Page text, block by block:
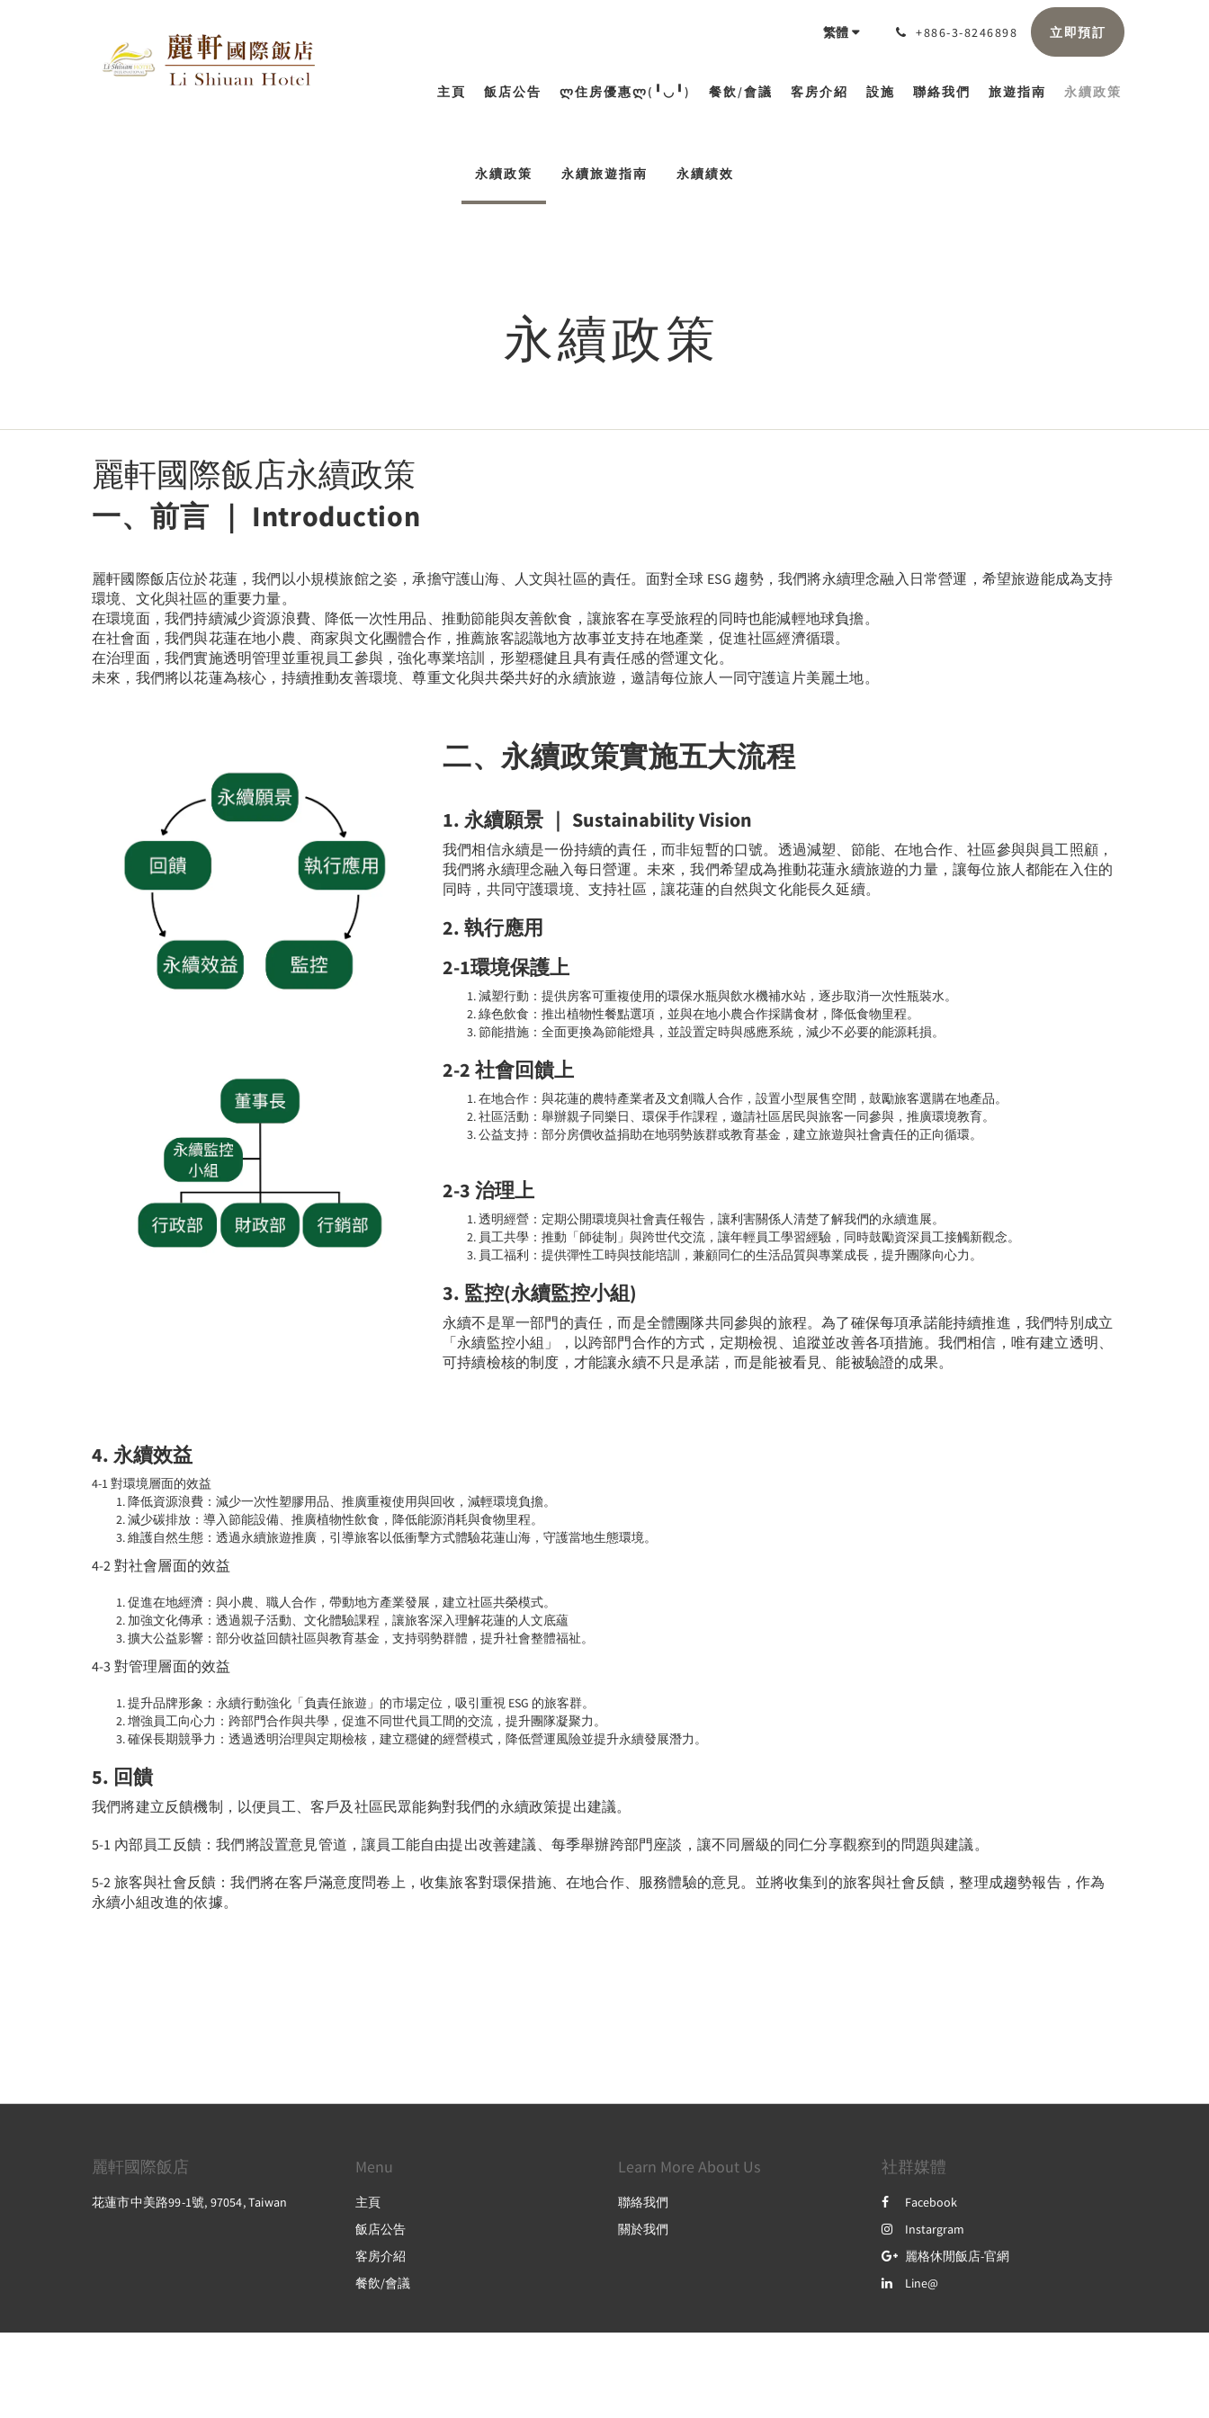
繁體 +886-3-8246898 立即預訂
主頁 飯店公告 Ლ住房優惠Ლ(╹◡╹) 餐飲/會議 客房介紹 設施 聯絡我們 旅遊指南 永續政策
永續政策 永續旅遊指南 永續績效
永續政策
麗軒國際飯店永續政策
一、前言 ｜ Introduction
麗軒國際飯店位於花蓮，我們以小規模旅館之姿，承擔守護山海、人文與社區的責任。面對全球 ESG 趨勢，我們將永續理念融入日常營運，希望旅遊能成為支持
環境、文化與社區的重要力量。
在環境面，我們持續減少資源浪費、降低一次性用品、推動節能與友善飲食，讓旅客在享受旅程的同時也能減輕地球負擔。
在社會面，我們與花蓮在地小農、商家與文化團體合作，推薦旅客認識地方故事並支持在地產業，促進社區經濟循環。
在治理面，我們實施透明管理並重視員工參與，強化專業培訓，形塑穩健且具有責任感的營運文化。
未來，我們將以花蓮為核心，持續推動友善環境、尊重文化與共榮共好的永續旅遊，邀請每位旅人一同守護這片美麗土地。
二、永續政策實施五大流程
1. 永續願景 ｜ Sustainability Vision
我們相信永續是一份持續的責任，而非短暫的口號。透過減塑、節能、在地合作、社區參與與員工照顧，
我們將永續理念融入每日營運。未來，我們希望成為推動花蓮永續旅遊的力量，讓每位旅人都能在入住的
同時，共同守護環境、支持社區，讓花蓮的自然與文化能長久延續。
2. 執行應用
2-1環境保護上
減塑行動：提供房客可重複使用的環保水瓶與飲水機補水站，逐步取消一次性瓶裝水。
綠色飲食：推出植物性餐點選項，並與在地小農合作採購食材，降低食物里程。
節能措施：全面更換為節能燈具，並設置定時與感應系統，減少不必要的能源耗損。
2-2 社會回饋上
在地合作：與花蓮的農特產業者及文創職人合作，設置小型展售空間，鼓勵旅客選購在地產品。
社區活動：舉辦親子同樂日、環保手作課程，邀請社區居民與旅客一同參與，推廣環境教育。
公益支持：部分房價收益捐助在地弱勢族群或教育基金，建立旅遊與社會責任的正向循環。
2-3 治理上
透明經營：定期公開環境與社會責任報告，讓利害關係人清楚了解我們的永續進展。
員工共學：推動「師徒制」與跨世代交流，讓年輕員工學習經驗，同時鼓勵資深員工接觸新觀念。
員工福利：提供彈性工時與技能培訓，兼顧同仁的生活品質與專業成長，提升團隊向心力。
3. 監控(永續監控小組)
永續不是單一部門的責任，而是全體團隊共同參與的旅程。為了確保每項承諾能持續推進，我們特別成立
「永續監控小組」，以跨部門合作的方式，定期檢視、追蹤並改善各項措施。我們相信，唯有建立透明、
可持續檢核的制度，才能讓永續不只是承諾，而是能被看見、能被驗證的成果。
4. 永續效益
4-1 對環境層面的效益
降低資源浪費：減少一次性塑膠用品、推廣重複使用與回收，減輕環境負擔。
減少碳排放：導入節能設備、推廣植物性飲食，降低能源消耗與食物里程。
維護自然生態：透過永續旅遊推廣，引導旅客以低衝擊方式體驗花蓮山海，守護當地生態環境。
4-2 對社會層面的效益
促進在地經濟：與小農、職人合作，帶動地方產業發展，建立社區共榮模式。
加強文化傳承：透過親子活動、文化體驗課程，讓旅客深入理解花蓮的人文底蘊
擴大公益影響：部分收益回饋社區與教育基金，支持弱勢群體，提升社會整體福祉。
4-3 對管理層面的效益
提升品牌形象：永續行動強化「負責任旅遊」的市場定位，吸引重視 ESG 的旅客群。
增強員工向心力：跨部門合作與共學，促進不同世代員工間的交流，提升團隊凝聚力。
確保長期競爭力：透過透明治理與定期檢核，建立穩健的經營模式，降低營運風險並提升永續發展潛力。
5. 回饋
我們將建立反饋機制，以便員工、客戶及社區民眾能夠對我們的永續政策提出建議。
5-1 內部員工反饋：我們將設置意見管道，讓員工能自由提出改善建議、每季舉辦跨部門座談，讓不同層級的同仁分享觀察到的問題與建議。
5-2 旅客與社會反饋：我們將在客戶滿意度問卷上，收集旅客對環保措施、在地合作、服務體驗的意見。並將收集到的旅客與社會反饋，整理成趨勢報告，作為
永續小組改進的依據。
麗軒國際飯店
花蓮市中美路99-1號, 97054, Taiwan
Menu
主頁
飯店公告
客房介紹
餐飲/會議
Learn More About Us
聯絡我們
關於我們
社群媒體
Facebook
Instargram
麗格休閒飯店-官網
Line@